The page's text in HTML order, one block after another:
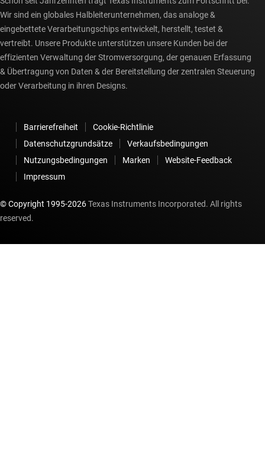
Wir sind ein globales Halbleiterunternehmen, das analoge &
eingebettete Verarbeitungschips entwickelt, herstellt, testet &
vertreibt. Unsere Produkte unterstützen unsere Kunden bei der
effizienten Verwaltung der Stromversorgung, der genauen Erfassung
& Übertragung von Daten & der Bereitstellung der zentralen Steuerung
oder Verarbeitung in ihren Designs.
Barrierefreiheit
Cookie-Richtlinie
Datenschutzgrundsätze
Verkaufsbedingungen
Nutzungsbedingungen
Marken
Website-Feedback
Impressum
© Copyright 1995-2026Texas Instruments Incorporated. All rights
reserved.